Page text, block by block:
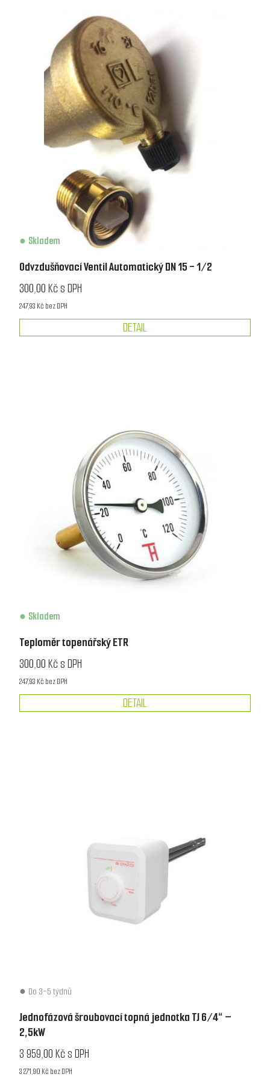
Skladem
Odvzdušňovací Ventil Automatický DN 15 - 1/2
300,00 Kč s DPH
247,93 Kč bez DPH
DETAIL
Skladem
Teploměr topenářský ETR
300,00 Kč s DPH
247,93 Kč bez DPH
DETAIL
Do 3-5 týdnů
Jednofázová šroubovací topná jednotka TJ 6/4“ –
2,5kW
3 959,00 Kč s DPH
3 271,90 Kč bez DPH